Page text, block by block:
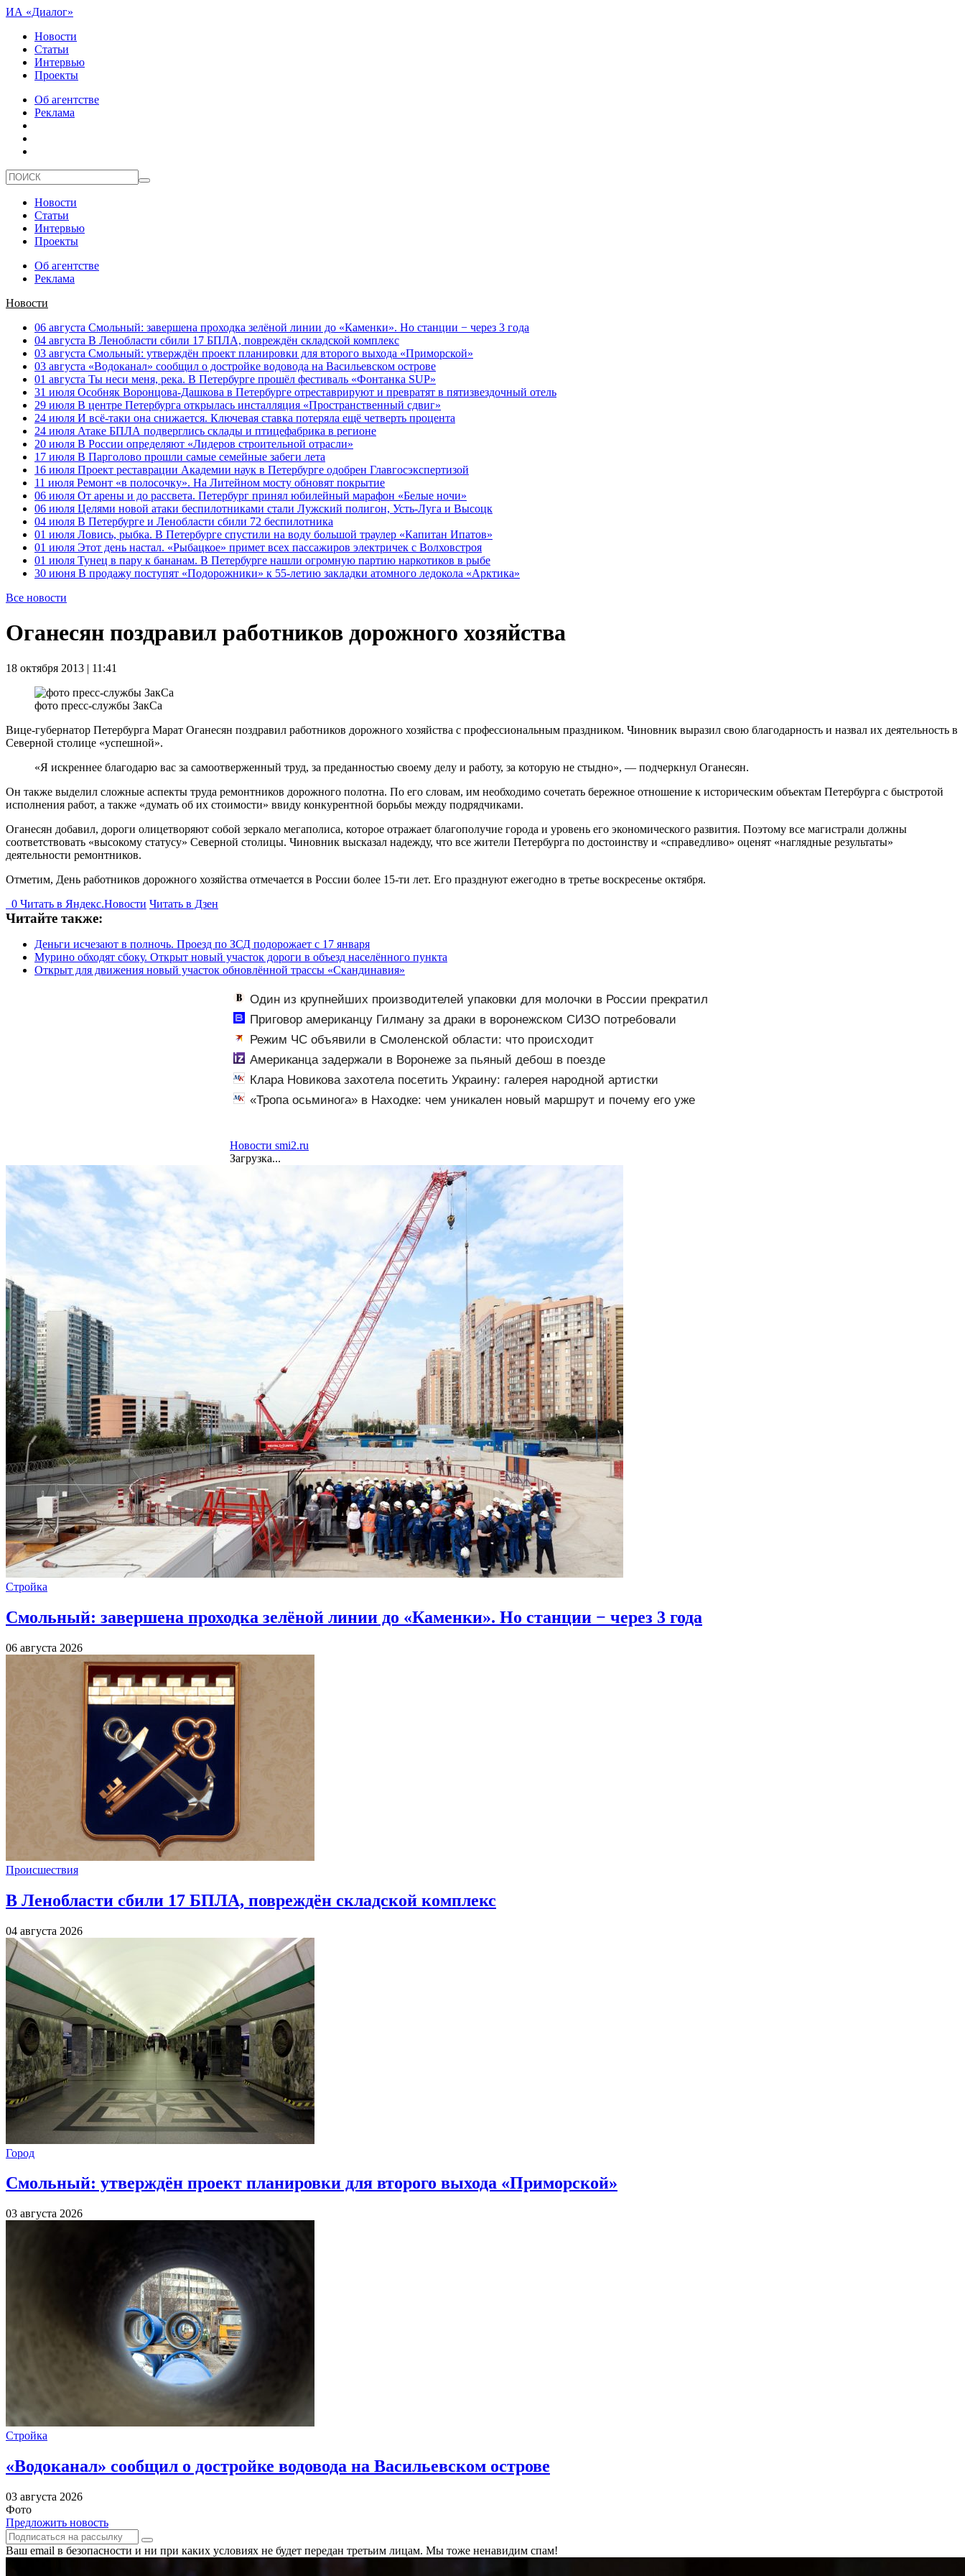
ИА «Диалог»
Новости
Статьи
Интервью
Проекты
Об агентстве
Реклама
Новости
Статьи
Интервью
Проекты
Об агентстве
Реклама
Новости
06 августа Смольный: завершена проходка зелёной линии до «Каменки». Но станции − через 3 года
04 августа В Ленобласти сбили 17 БПЛА, повреждён складской комплекс
03 августа Смольный: утверждён проект планировки для второго выхода «Приморской»
03 августа «Водоканал» сообщил о достройке водовода на Васильевском острове
01 августа Ты неси меня, река. В Петербурге прошёл фестиваль «Фонтанка SUP»
31 июля Особняк Воронцова-Дашкова в Петербурге отреставрируют и превратят в пятизвездочный отель
29 июля В центре Петербурга открылась инсталляция «Пространственный сдвиг»
24 июля И всё-таки она снижается. Ключевая ставка потеряла ещё четверть процента
24 июля Атаке БПЛА подверглись склады и птицефабрика в регионе
20 июля В России определяют «Лидеров строительной отрасли»
17 июля В Парголово прошли самые семейные забеги лета
16 июля Проект реставрации Академии наук в Петербурге одобрен Главгосэкспертизой
11 июля Ремонт «в полосочку». На Литейном мосту обновят покрытие
06 июля От арены и до рассвета. Петербург принял юбилейный марафон «Белые ночи»
06 июля Целями новой атаки беспилотниками стали Лужский полигон, Усть-Луга и Высоцк
04 июля В Петербурге и Ленобласти сбили 72 беспилотника
01 июля Ловись, рыбка. В Петербурге спустили на воду большой траулер «Капитан Ипатов»
01 июля Этот день настал. «Рыбацкое» примет всех пассажиров электричек с Волховстроя
01 июля Тунец в пару к бананам. В Петербурге нашли огромную партию наркотиков в рыбе
30 июня В продажу поступят «Подорожники» к 55-летию закладки атомного ледокола «Арктика»
Все новости
Оганесян поздравил работников дорожного хозяйства
18 октября 2013 | 11:41
фото пресс-службы ЗакСа
Вице-губернатор Петербурга Марат Оганесян поздравил работников дорожного хозяйства с профессиональным праздником. Чиновник выразил свою благодарность и назвал их деятельность в
Северной столице «успешной».
«Я искреннее благодарю вас за самоотверженный труд, за преданностью своему делу и работу, за которую не стыдно», — подчеркнул Оганесян.
Он также выделил сложные аспекты труда ремонтников дорожного полотна. По его словам, им необходимо сочетать бережное отношение к историческим объектам Петербурга с быстротой
исполнения работ, а также «думать об их стоимости» ввиду конкурентной борьбы между подрядчиками.
Оганесян добавил, дороги олицетворяют собой зеркало мегаполиса, которое отражает благополучие города и уровень его экономического развития. Поэтому все магистрали должны
соответствовать «высокому статусу» Северной столицы. Чиновник высказал надежду, что все жители Петербурга по достоинству и «справедливо» оценят «наглядные результаты»
деятельности ремонтников.
Отметим, День работников дорожного хозяйства отмечается в России более 15-ти лет. Его празднуют ежегодно в третье воскресенье октября.
0 Читать в Яндекс.Новости Читать в Дзен
Читайте также:
Деньги исчезают в полночь. Проезд по ЗСД подорожает с 17 января
Мурино обходят сбоку. Открыт новый участок дороги в объезд населённого пункта
Открыт для движения новый участок обновлённой трассы «Скандинавия»
Один из крупнейших производителей упаковки для молочки в России прекратил
работу
Приговор американцу Гилману за драки в воронежском СИЗО потребовали
ужесточить - Новости на Вести.ru
Режим ЧС объявили в Смоленской области: что происходит
Американца задержали в Воронеже за пьяный дебош в поезде
Клара Новикова захотела посетить Украину: галерея народной артистки
«Тропа осьминога» в Находке: чем уникален новый маршрут и почему его уже
Новости smi2.ru
Загрузка...
Стройка
Смольный: завершена проходка зелёной линии до «Каменки». Но станции − через 3 года
06 августа 2026
Происшествия
В Ленобласти сбили 17 БПЛА, повреждён складской комплекс
04 августа 2026
Город
Смольный: утверждён проект планировки для второго выхода «Приморской»
03 августа 2026
Стройка
«Водоканал» сообщил о достройке водовода на Васильевском острове
03 августа 2026
Фото
Предложить новость
Ваш email в безопасности и ни при каких условиях не будет передан третьим лицам. Мы тоже ненавидим спам!